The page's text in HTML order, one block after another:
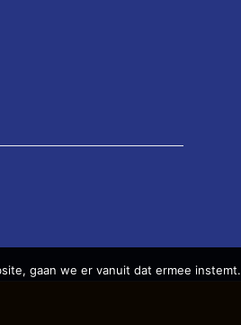
gaan we er vanuit dat ermee instemt.